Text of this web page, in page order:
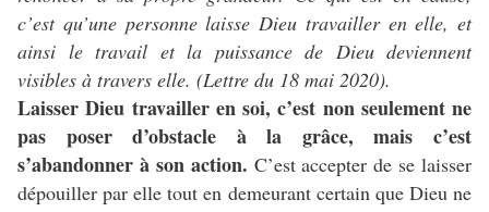
c’est qu’une personnelaisse Dieu travailler en elle, et
ainsi le travail et la puissance de Dieu deviennent
visibles à travers elle. (Lettre du 18 mai 2020).
Laisser Dieu travailler en soi, c’est non seulement ne
pas poser d’obstacle à la grâce, mais c’est
s’abandonner à son action. C’est accepter de se laisser
dépouiller par elle tout en demeurant certain que Dieu ne